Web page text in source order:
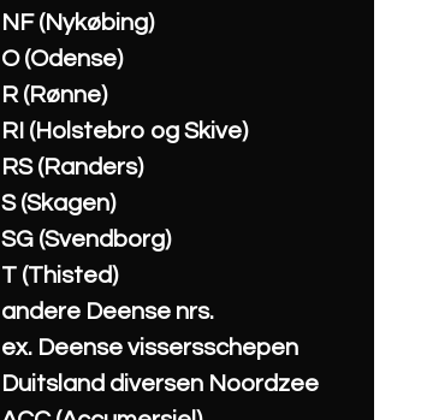
NF (Nykøbing)
O (Odense)
R (Rønne)
RI (Holstebro og Skive)
RS (Randers)
S (Skagen)
SG (Svendborg)
T (Thisted)
andere Deense nrs.
ex. Deense vissersschepen
Duitsland diversen Noordzee